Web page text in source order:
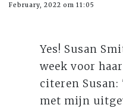
February, 2022 om 11:05
Yes! Susan
week voor
citeren
met mijn